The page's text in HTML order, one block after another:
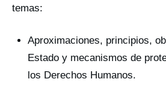
temas:
Aproximaciones, principios,
Estado y mecanismos de
los Derechos Humanos.